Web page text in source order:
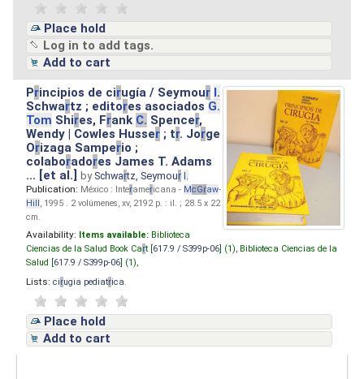
Place hold
Log in to add tags.
Add to cart
Principios de cirugía / Seymour I.
Schwartz ; editores asociados G.
Tom Shires, Frank C. Spencer,
Wendy | Cowles Husser ; tr. Jorge
Orizaga Samperio ;
colaboradores James T. Adams
... [et al.]by Schwartz, Seymour I.
Publication: México : Interamericana - McGraw-
Hill, 1995 . 2 volúmenes, xv, 2192 p. : il. ; 28.5 x 22
cm.
Availability: Items available: Biblioteca
Ciencias de la Salud Book Cart [ 617.9 / S399p-06 ] (1), Biblioteca Ciencias de la
Salud [ 617.9 / S399p-06 ] (1),
Lists: cirugia pediatrica
Place hold
Add to cart